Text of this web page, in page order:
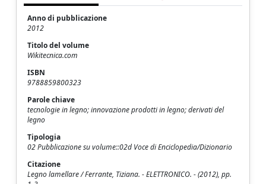
Anno di pubblicazione
2012
Titolo del volume
Wikitecnica.com
ISBN
9788859800323
Parole chiave
tecnologie in legno; innovazione prodotti in legno; derivati del
legno
Tipologia
02 Pubblicazione su volume::02d Voce di Enciclopedia/Dizionario
Citazione
Legno lamellare / Ferrante, Tiziana. - ELETTRONICO. - (2012), pp.